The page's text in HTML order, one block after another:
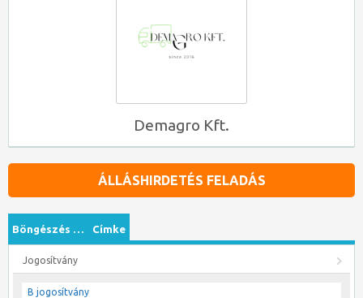
Demagro Kft.
ÁLLÁSHIRDETÉS FELADÁS
Böngészés … Címke
Jogosítvány
B jogosítvány